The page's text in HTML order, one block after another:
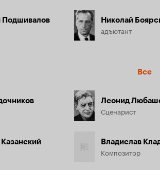
Подшивалов Николай
адъютант
Все
Леонид
Сценарист
Владислав
Композитор